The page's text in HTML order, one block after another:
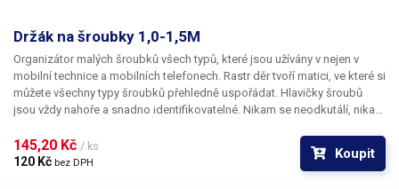
Držák na šroubky 1,0-1,5M
Organizátor malých šroubků všech typů, které jsou užívány v nejen v
mobilní technice a mobilních telefonech. Rastr děr tvoří matici, ve které si
můžete všechny typy šroubků přehledně uspořádat. Hlavičky šroubů
jsou vždy nahoře a snadno identifikovatelné. Nikam se neodkutálí, nikam
velice snadné se šroubovákem, jehož špička je zmagnetizována.
Organizér pro šroubky se výborně hodí jako doplnět k momentovým
145,20 Kč / ks
120 Kč bez DPH
Koupit